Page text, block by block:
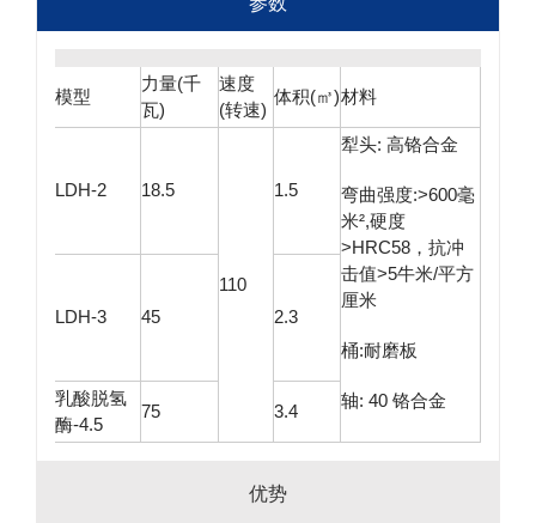
模型
力量(千
瓦)
速度
(转速)
体积(㎥)材料
LDH-2 18.5
110
1.5
犁头: 高铬合金
弯曲强度:>600毫
米²,硬度
>HRC58，抗冲
击值>5牛米/平方
厘米
桶:耐磨板
轴: 40 铬合金
LDH-3 45 2.3
乳酸脱氢
酶-4.5
75 3.4
优势